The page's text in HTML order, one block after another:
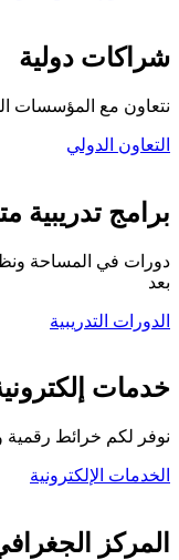
شراكات دولية
نتعاون مع المؤسسات
التعاون الدولي
برامج تدريبية
دورات في المساحة
بعد
الدورات التدريبية
خدمات
نوفر لكم خرائط رقمية
الخدمات الإلكترونية
المركز